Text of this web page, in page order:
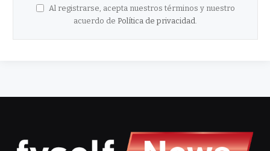
Al registrarse, acepta nuestros términos y nuestro
acuerdo de Política de privacidad